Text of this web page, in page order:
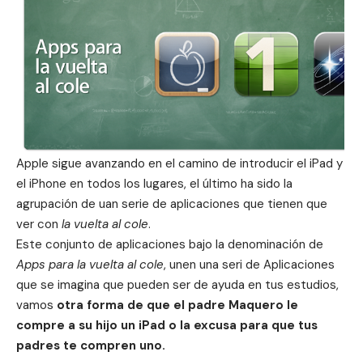
Apple sigue avanzando en el camino de introducir el iPad y
el iPhone en todos los lugares, el último ha sido la
agrupación de uan serie de aplicaciones que tienen que
ver con la vuelta al cole.
Este conjunto de aplicaciones bajo la denominación de
Apps para la vuelta al cole, unen una seri de Aplicaciones
que se imagina que pueden ser de ayuda en tus estudios,
vamos otra forma de que el padre Maquero le
compre a su hijo un iPad o la excusa para que tus
padres te compren uno.